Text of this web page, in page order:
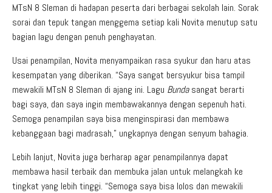
MTsN 8 Sleman di hadapan peserta dari berbagai sekolah lain. Sorak
sorai dan tepuk tangan menggema setiap kali Novita menutup satu
bagian lagu dengan penuh penghayatan.
Usai penampilan, Novita menyampaikan rasa syukur dan haru atas
kesempatan yang diberikan. “Saya sangat bersyukur bisa tampil
mewakili MTsN 8 Sleman di ajang ini. Lagu Bundasangat berarti
bagi saya, dan saya ingin membawakannya dengan sepenuh hati.
Semoga penampilan saya bisa menginspirasi dan membawa
kebanggaan bagi madrasah,” ungkapnya dengan senyum bahagia.
Lebih lanjut, Novita juga berharap agar penampilannya dapat
membawa hasil terbaik dan membuka jalan untuk melangkah ke
tingkat yang lebih tinggi. “Semoga saya bisa lolos dan mewakili